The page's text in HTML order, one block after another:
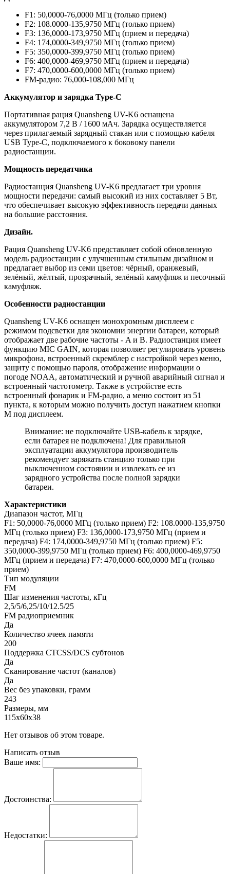
F1: 50,0000-76,0000 МГц (только прием)
F2: 108.0000-135,9750 МГц (только прием)
F3: 136,0000-173,9750 МГц (прием и передача)
F4: 174,0000-349,9750 МГц (только прием)
F5: 350,0000-399,9750 МГц (только прием)
F6: 400,0000-469,9750 МГц (прием и передача)
F7: 470,0000-600,0000 МГц (только прием)
FM-радио: 76,000-108,000 МГц
Аккумулятор и зарядка Type-C
Портативная рация Quansheng UV-K6 оснащена
аккумулятором 7,2 В / 1600 мАч. Зарядка осуществляется
через прилагаемый зарядный стакан или с помощью кабеля
USB Type-C, подключаемого к боковому панели
радиостанции.
Мощность передатчика
Радиостанция Quansheng UV-K6 предлагает три уровня
мощности передачи: самый высокий из них составляет 5 Вт,
что обеспечивает высокую эффективность передачи данных
на большие расстояния.
Дизайн.
Рация Quansheng UV-K6 представляет собой обновленную
модель радиостанции с улучшенным стильным дизайном и
предлагает выбор из семи цветов: чёрный, оранжевый,
зелёный, жёлтый, прозрачный, зелёный камуфляж и песочный
камуфляж.
Особенности радиостанции
Quansheng UV-K6 оснащен монохромным дисплеем с
режимом подсветки для экономии энергии батареи, который
отображает две рабочие частоты - A и B. Радиостанция имеет
функцию MIC GAIN, которая позволяет регулировать уровень
микрофона, встроенный скремблер с настройкой через меню,
защиту с помощью пароля, отображение информации о
погоде NOAA, автоматический и ручной аварийный сигнал и
встроенный частотометр. Также в устройстве есть
встроенный фонарик и FM-радио, а меню состоит из 51
пункта, к которым можно получить доступ нажатием кнопки
M под дисплеем.
Внимание: не подключайте USB-кабель к зарядке,
если батарея не подключена! Для правильной
эксплуатации аккумулятора производитель
рекомендует заряжать станцию только при
выключенном состоянии и извлекать ее из
зарядного устройства после полной зарядки
батареи.
Характеристики
Диапазон частот, МГц
F1: 50,0000-76,0000 МГц (только прием) F2: 108.0000-135,9750
МГц (только прием) F3: 136,0000-173,9750 МГц (прием и
передача) F4: 174,0000-349,9750 МГц (только прием) F5:
350,0000-399,9750 МГц (только прием) F6: 400,0000-469,9750
МГц (прием и передача) F7: 470,0000-600,0000 МГц (только
прием)
Тип модуляции
FM
Шаг изменения частоты, кГц
2,5/5/6,25/10/12.5/25
FM радиоприемник
Да
Количество ячеек памяти
200
Поддержка CTCSS/DCS субтонов
Да
Сканирование частот (каналов)
Да
Вес без упаковки, грамм
243
Размеры, мм
115x60x38
Нет отзывов об этом товаре.
Написать отзыв
Ваше имя:
Достоинства:
Недостатки: